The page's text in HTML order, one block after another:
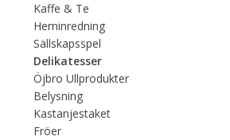
Kaffe & Te
Heminredning
Sällskapsspel
Delikatesser
Öjbro Ullprodukter
Belysning
Kastanjestaket
Fröer